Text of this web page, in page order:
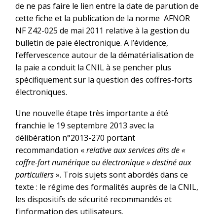
de ne pas faire le lien entre la date de parution de
cette fiche et la publication de la norme AFNOR
NF Z42-025 de mai 2011 relative à la gestion du
bulletin de paie électronique. A l’évidence,
l’effervescence autour de la dématérialisation de
la paie a conduit la CNIL à se pencher plus
spécifiquement sur la question des coffres-forts
électroniques.
Une nouvelle étape très importante a été
franchie le 19 septembre 2013 avec la
délibération n°2013-270 portant
recommandation «relative aux services dits de «
coffre-fort numérique ou électronique » destiné aux
particuliers». Trois sujets sont abordés dans ce
texte : le régime des formalités auprès de la CNIL,
les dispositifs de sécurité recommandés et
l’information des utilisateurs.